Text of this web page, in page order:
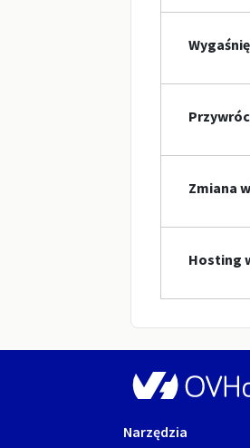
Zmiana
Hosting
Narzędzia